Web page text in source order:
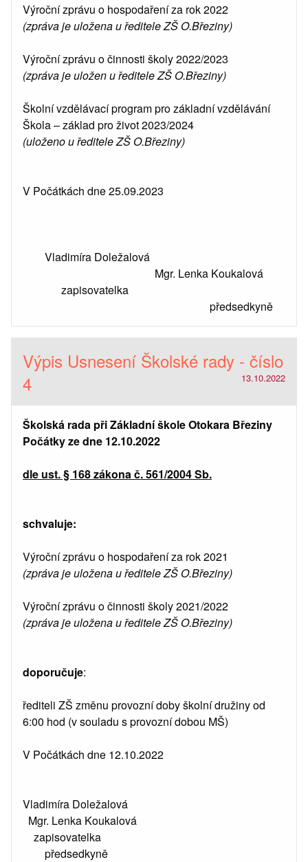
Výroční zprávu o hospodaření za rok 2022
(zpráva je uložena u ředitele ZŠ O.Březiny)
Výroční zprávu o činnosti školy 2022/2023
(zpráva je uložen u ředitele ZŠ O.Březiny)
Školní vzdělávací program pro základní vzdělávání
Škola – základ pro život 2023/2024
(uloženo u ředitele ZŠ O.Březiny)
V Počátkách dne 25.09.2023
Vladimíra Doležalová
Mgr. Lenka Koukalová
zapisovatelka
předsedkyně
Výpis Usnesení Školské rady - číslo
4
13.10.2022
Školská rada při Základní škole Otokara Březiny
Počátky ze dne 12.10.2022
dle ust. § 168 zákona č. 561/2004 Sb.
schvaluje:
Výroční zprávu o hospodaření za rok 2021
(zpráva je uložena u ředitele ZŠ O.Březiny)
Výroční zprávu o činnosti školy 2021/2022
(zpráva je uložena u ředitele ZŠ O.Březiny)
doporučuje:
řediteli ZŠ změnu provozní doby školní družiny od
6:00 hod (v souladu s provozní dobou MŠ)
V Počátkách dne 12.10.2022
Vladimíra Doležalová
Mgr. Lenka Koukalová
zapisovatelka
předsedkyně